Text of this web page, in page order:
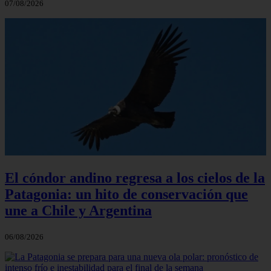
07/08/2026
El cóndor andino regresa a los cielos de la
Patagonia: un hito de conservación que
une a Chile y Argentina
06/08/2026